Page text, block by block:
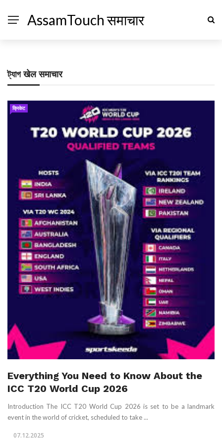
AssamTouch समाचार
ট্যাগखेल समाचार
क्रिकेट
Everything You Need to Know About the
ICC T20 World Cup 2026
Introduction The ICC T20 World Cup 2026 is set to be a landmark
event in the world of cricket, scheduled to take ...
07.12.2025